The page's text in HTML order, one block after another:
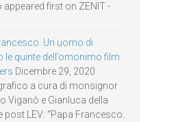
first on ZENIT -
Un uomo di
le quinte dell’omonimo film
Dicembre 29, 2020
a cura di monsignor
Viganò e Gianluca della
post LEV: “Papa Francesco.